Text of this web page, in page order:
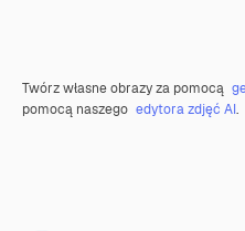
Twórz własne obrazy za pomocą
pomocą naszego edytora zdjęć AI.